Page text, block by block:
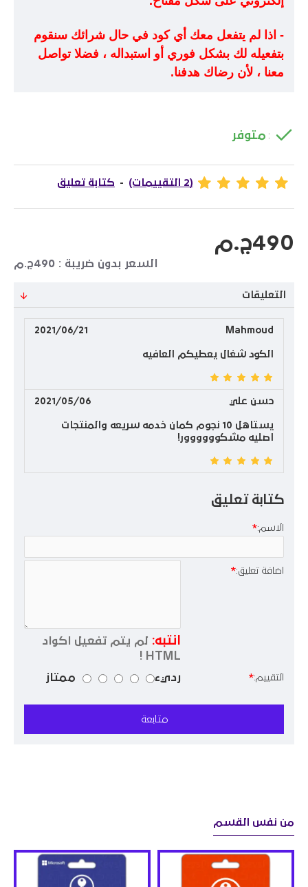
- اذا لم يتفعل معك أي كود في حال شرائك سنقوم
بتفعيله لك بشكل فوري أو استبداله ، فضلا تواصل
معنا ، لأن رضاك هدفنا.
: متوفر
(2 التقييمات) - كتابة تعليق
490ج.م
السعر بدون ضريبة : 490ج.م
التعليقات
Mahmoud
2021/06/21
الكود شغال يعطيكم العافيه
حسن علي 2021/05/06
يستاهل 10 نجوم كمان خدمه سريعه والمنتجات
اصليه مشكوووووور!
كتابة تعليق
الاسم:
اضافة تعليق:
انتبه:
لم يتم تفعيل اكواد
HTML !
التقييم: رديء ممتاز
متابعة
من نفس القسم